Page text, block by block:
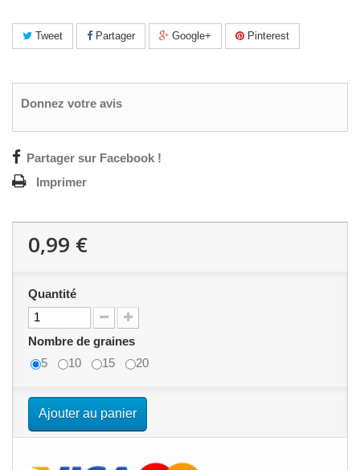
Tweet Partager Google+ Pinterest
Donnez votre avis
Partager sur Facebook !
Imprimer
0,99 €
Quantité
Nombre de graines
5
10 15 20
Ajouter au panier